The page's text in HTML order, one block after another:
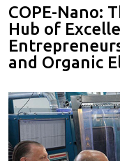
COPE-Nano:
Hub of
and Organic